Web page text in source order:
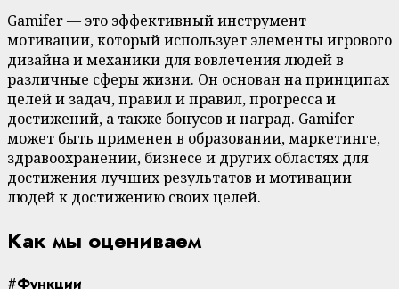
Gamifer — это эффективный инструмент
мотивации, который использует элементы игрового
дизайна и механики для вовлечения людей в
различные сферы жизни. Он основан на принципах
целей и задач, правил и правил, прогресса и
достижений, а также бонусов и наград. Gamifer
может быть применен в образовании, маркетинге,
здравоохранении, бизнесе и других областях для
достижения лучших результатов и мотивации
людей к достижению своих целей.
Как мы оцениваем
#Функции